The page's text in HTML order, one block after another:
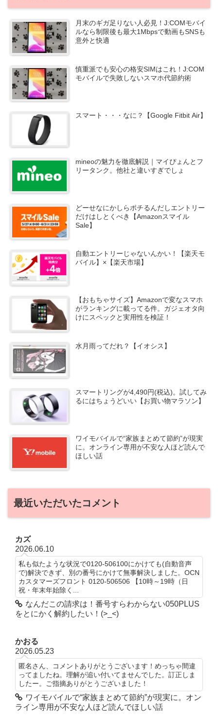
月末のギガ足りない人必見！J:COMモバイ
ルなら制限後も最大1Mbpsで動画もSNSも
意外と快適
慎重派でも安心の格安SIMはこれ！J:COM
モバイルで失敗しないスマホ代節約術
スマート・・・なに？【Google Fitbit Air】
mineoの魅力を徹底解説｜マイぴょんとフ
リータンク。他社と違いすぎでしょ
どーせなにかしらポチるんだしエントリー
だけはしとくべき【Amazonスマイル
Sale】
自動エントリーじゃないんかい！【楽天モ
バイル】×【楽天市場】
【おもちゃサイズ】Amazonで変なスマホ
がランキングに載ってる件。ガジェオタ向
けにスペックと実用性を検証！
水月雨ってだれ？【イオシス】
スマートリングが4,490円(税込)。試してみ
るにはちょうどいい【お買い物マラソン】
ワイモバイルで“家族まとめて節約”が現実
に。オンライン専用が不安な人ほど読んで
ほしい話
最近いただいたコメント
カズ
2026.06.10
私も似たような状況で0120-506100にかけても(自動音声
で)解決できず、別の番号にかけて無事解決しました。OCN
カスタマーズフロント 0120-506506 【10時～19時（日
祝・年末年始除く...
なんだこの請求は！番号すらわからない050PLUS
をとにかく解約したい！(>_<)
かおる
2026.05.23
匿名さん、コメントありがとうございます！めっちゃ間違
ってましたね。理解が追い付いてませんでした。訂正しま
したー。ご指摘ありがとうございました！
ワイモバイルで“家族まとめて節約”が現実に。オン
ライン専用が不安な人ほど読んでほしい話